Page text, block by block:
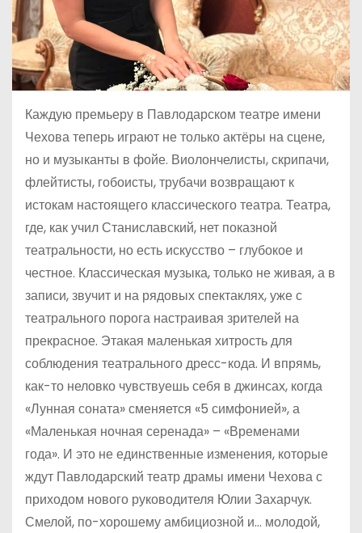
Каждую премьеру в Павлодарском театре имени
Чехова теперь играют не только актёры на сцене,
но и музыканты в фойе. Виолончелисты, скрипачи,
флейтисты, гобоисты, трубачи возвращают к
истокам настоящего классического театра. Театра,
где, как учил Станиславский, нет показной
театральности, но есть искусство – глубокое и
честное. Классическая музыка, только не живая, а в
записи, звучит и на рядовых спектаклях, уже с
театрального порога настраивая зрителей на
прекрасное. Этакая маленькая хитрость для
соблюдения театрального дресс-кода. И впрямь,
как-то неловко чувствуешь себя в джинсах, когда
«Лунная соната» сменяется «5 симфонией», а
«Маленькая ночная серенада» – «Временами
года». И это не единственные изменения, которые
ждут Павлодарский театр драмы имени Чехова с
приходом нового руководителя Юлии Захарчук.
Смелой, по-хорошему амбициозной и… молодой,